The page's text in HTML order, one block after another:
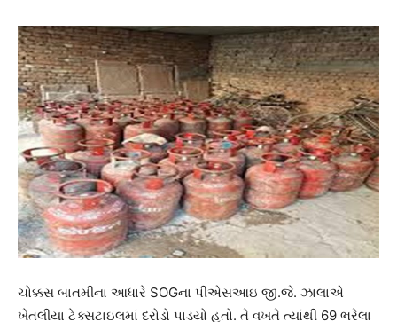
ચોક્કસ બાતમીના આધારે SOGના પીએસઆઇ જી.જે. ઝાલાએ
ખેતલીયા ટેક્સટાઇલમાં દરોડો પાડયો હતો. તે વખતે ત્યાંથી 69 ભરેલા